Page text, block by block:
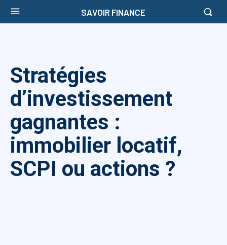
SAVOIR FINANCE
Stratégies
d’investissement
gagnantes :
immobilier locatif,
SCPI ou actions ?